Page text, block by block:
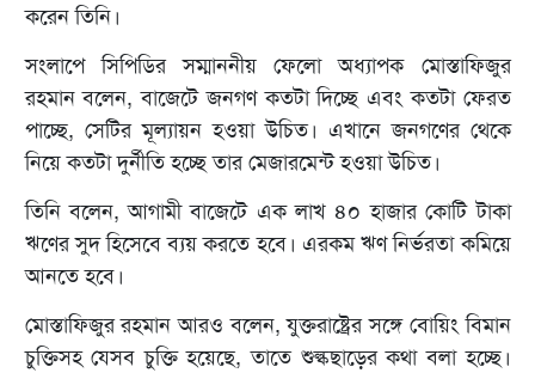
করেন তিনি।
সংলাপে সিপিডির সম্মাননীয় ফেলো অধ্যাপক মোস্তাফিজুর
রহমান বলেন, বাজেটে জনগণ কতটা দিচ্ছে এবং কতটা ফেরত
পাচ্ছে, সেটির মূল্যায়ন হওয়া উচিত। এখানে জনগণের থেকে
নিয়ে কতটা দুর্নীতি হচ্ছে তার মেজারমেন্ট হওয়া উচিত।
তিনি বলেন, আগামী বাজেটে এক লাখ ৪০ হাজার কোটি টাকা
ঋণের সুদ হিসেবে ব্যয় করতে হবে। এরকম ঋণ নির্ভরতা কমিয়ে
আনতে হবে।
মোস্তাফিজুর রহমান আরও বলেন, যুক্তরাষ্ট্রের সঙ্গে বোয়িং বিমান
চুক্তিসহ যেসব চুক্তি হয়েছে, তাতে শুল্কছাড়ের কথা বলা হচ্ছে।